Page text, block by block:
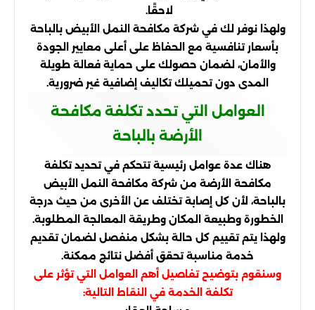
لاحقًا.
ولهذا نوفر لك في شركة مكافحة النمل الأبيض بالباحة
بأسعار تنافسية مع الحفاظ على أعلى معايير الجودة
والأمان، لضمان حصولك على حماية فعالة طويلة
المدى دون تحميلك تكاليف إضافية غير ضرورية.
العوامل التي تحدد تكلفة مكافحة
الأرضة بالباحة
هناك عدة عوامل رئيسية تتحكم في تحديد تكلفة
مكافحة الأرضة من شركة مكافحة النمل الأبيض
بالباحة، لأن كل إصابة تختلف عن الأخرى من حيث درجة
الخطورة وطبيعة المكان وطريقة المعالجة المطلوبة.
ولهذا يتم تقييم كل حالة بشكل منفصل لضمان تقديم
خدمة مناسبة تحقق أفضل نتائج ممكنة.
وسنقوم بتوضيح تفاصيل أهم العوامل التي تؤثر على
تكلفة الخدمة في النقاط التالية: